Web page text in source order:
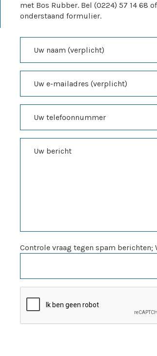
met Bos Rubber. Bel (0224) 57 14 68
onderstaand formulier.
Controle vraag tegen spam berichten;